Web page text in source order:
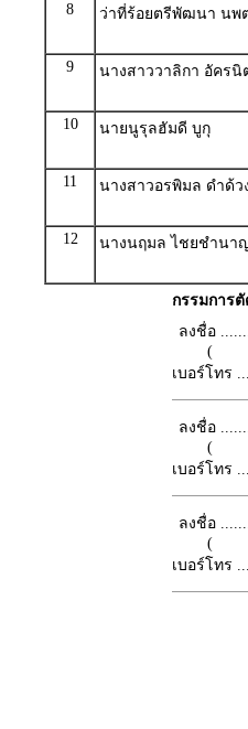
8
ว่าที่ร้อยตรีพัฒนา นพ
9
นางสาววาลิกา อัครนิ
10
นายนูรุลฮัมดี บูกุ
11
นางสาวอรพิมล ดำด้ว
12
นางนฤมล ไชยชำนา
กรรมการ
ลงชื่อ
เบอร์โทร
ลงชื่อ
เบอร์โทร
ลงชื่อ
เบอร์โทร